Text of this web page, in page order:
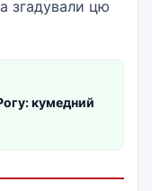
згадували цю
кумедний